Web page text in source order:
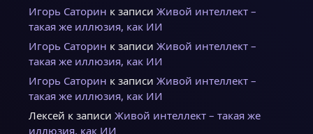
Игорь Саторин к записи Живой интеллект –
такая же иллюзия, как ИИ
Игорь Саторин к записи Живой интеллект –
такая же иллюзия, как ИИ
Игорь Саторин к записи Живой интеллект –
такая же иллюзия, как ИИ
Лексей к записи Живой интеллект – такая же
иллюзия, как ИИ